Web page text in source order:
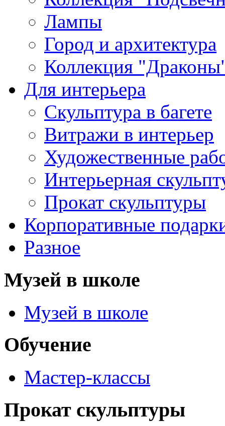
Лампы
Город и архитектура
Коллекция
Для интерьера
Скульптура в багете
Витражи в интерьер
Художественные
Интерьерная
Прокат скульптуры
Корпоративные
Разное
Музей в школе
Музей в школе
Обучение
Мастер-классы
Прокат скульптуры